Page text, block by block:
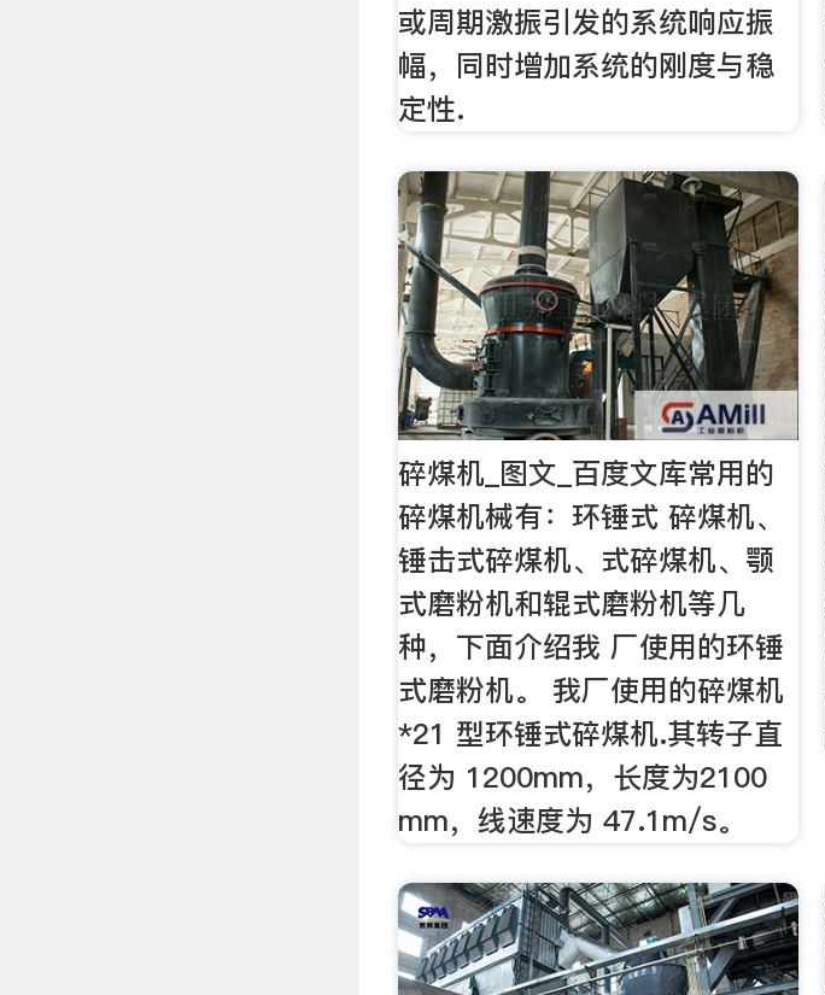
或周期激振引发的系统响应振
幅，同时增加系统的刚度与稳
定性.
碎煤机_图文_百度文库常用的
碎煤机械有：环锤式 碎煤机、
锤击式碎煤机、式碎煤机、颚
式磨粉机和辊式磨粉机等几
种，下面介绍我 厂使用的环锤
式磨粉机。 我厂使用的碎煤机
*21 型环锤式碎煤机.其转子直
径为 1200mm，长度为2100
mm，线速度为 47.1m/s。